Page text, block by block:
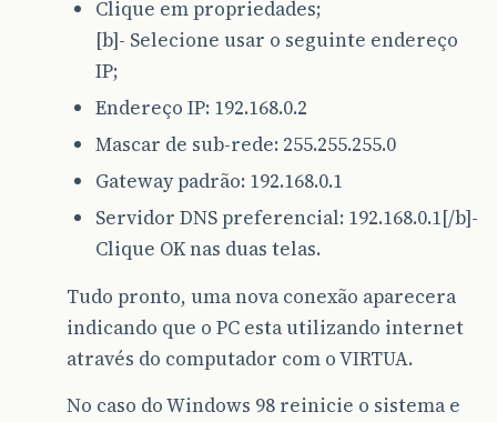
Clique em propriedades;
[b]- Selecione usar o seguinte endereço
IP;
Endereço IP: 192.168.0.2
Mascar de sub-rede: 255.255.255.0
Gateway padrão: 192.168.0.1
Servidor DNS preferencial: 192.168.0.1[/b]-
Clique OK nas duas telas.
Tudo pronto, uma nova conexão aparecera
indicando que o PC esta utilizando internet
através do computador com o VIRTUA.
No caso do Windows 98 reinicie o sistema e